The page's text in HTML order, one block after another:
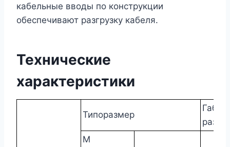
кабельные вводы по конструкции
обеспечивают разгрузку кабеля.
Технические
характеристики
Типоразмер
М